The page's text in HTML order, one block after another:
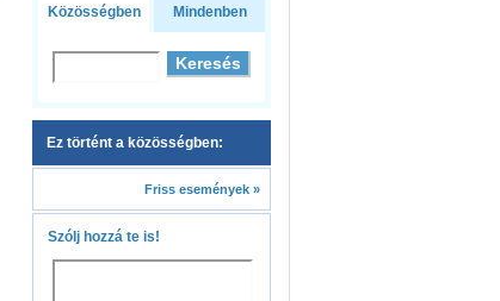
Közösségben Mindenben
Ez történt a közösségben:
Friss események »
Szólj hozzá te is!